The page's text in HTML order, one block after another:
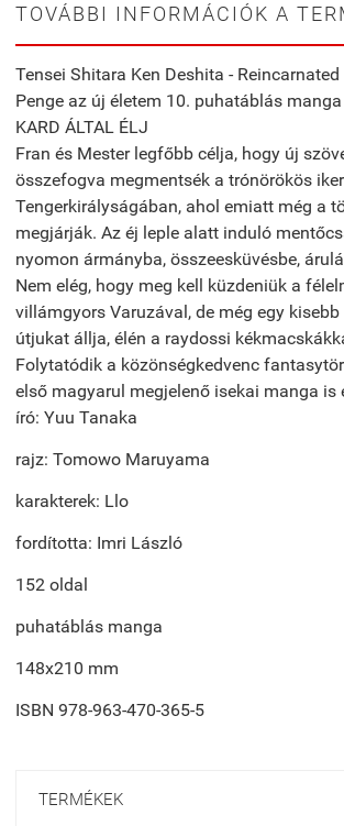
TOVÁBBI INFORMÁCIÓK A
Tensei Shitara Ken Deshita -
Penge az új életem 10. puhatáblás manga
KARD ÁLTAL ÉLJ
Fran és Mester legfőbb célja, hogy új
összefogva megmentsék a trónörökös
Tengerkirályságában, ahol emiatt még a
megjárják. Az éj leple alatt induló
nyomon ármányba, összeesküvésbe,
Nem elég, hogy meg kell küzdeniük a
villámgyors Varuzával, de még egy
útjukat állja, élén a raydossi
Folytatódik a közönségkedvenc
első magyarul megjelenő isekai manga is
író: Yuu Tanaka
rajz: Tomowo Maruyama
karakterek: Llo
fordította: Imri László
152 oldal
puhatáblás manga
148x210 mm
ISBN 978-963-470-365-5
TERMÉKEK